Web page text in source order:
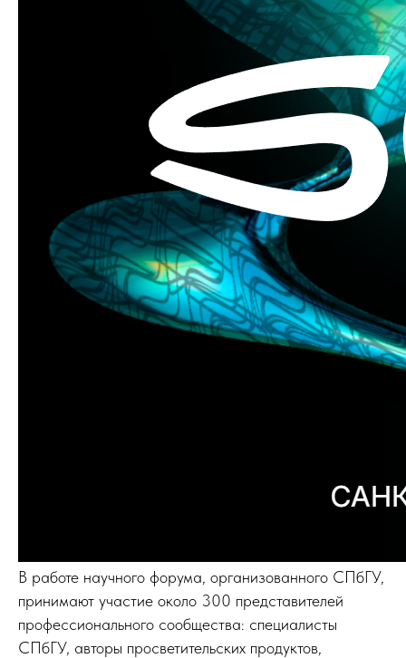
В работе научного форума, организованного СПбГУ,
принимают участие около 300 представителей
профессионального сообщества: специалисты
СПбГУ, авторы просветительских продуктов,